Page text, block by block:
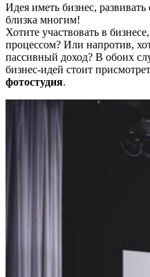
Идея иметь бизнес,
близка многим!
Хотите участвовать в
процессом? Или напротив,
пассивный доход? В обоих
бизнес-идей стоит
фотостудия.